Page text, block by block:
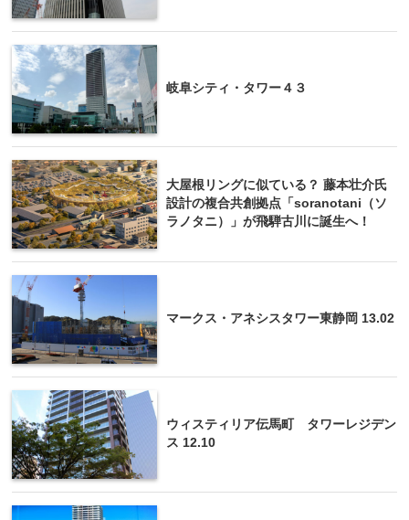
岐阜シティ・タワー４３
大屋根リングに似ている？ 藤本壮介氏
設計の複合共創拠点「soranotani（ソ
ラノタニ）」が飛騨古川に誕生へ！
マークス・アネシスタワー東静岡 13.02
ウィスティリア伝馬町 タワーレジデン
ス 12.10